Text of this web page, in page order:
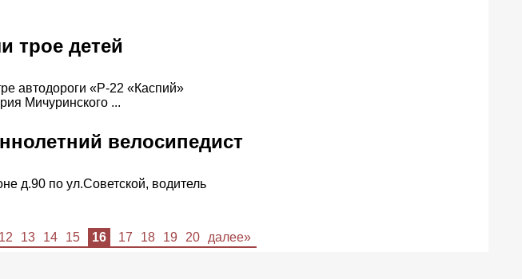
трое детей
автодороги «Р-22 «Каспий»
Мичуринского ...
велосипедист
д.90 по ул.Советской, водитель
12 13 14 15 16 17 18 19 20 далее»